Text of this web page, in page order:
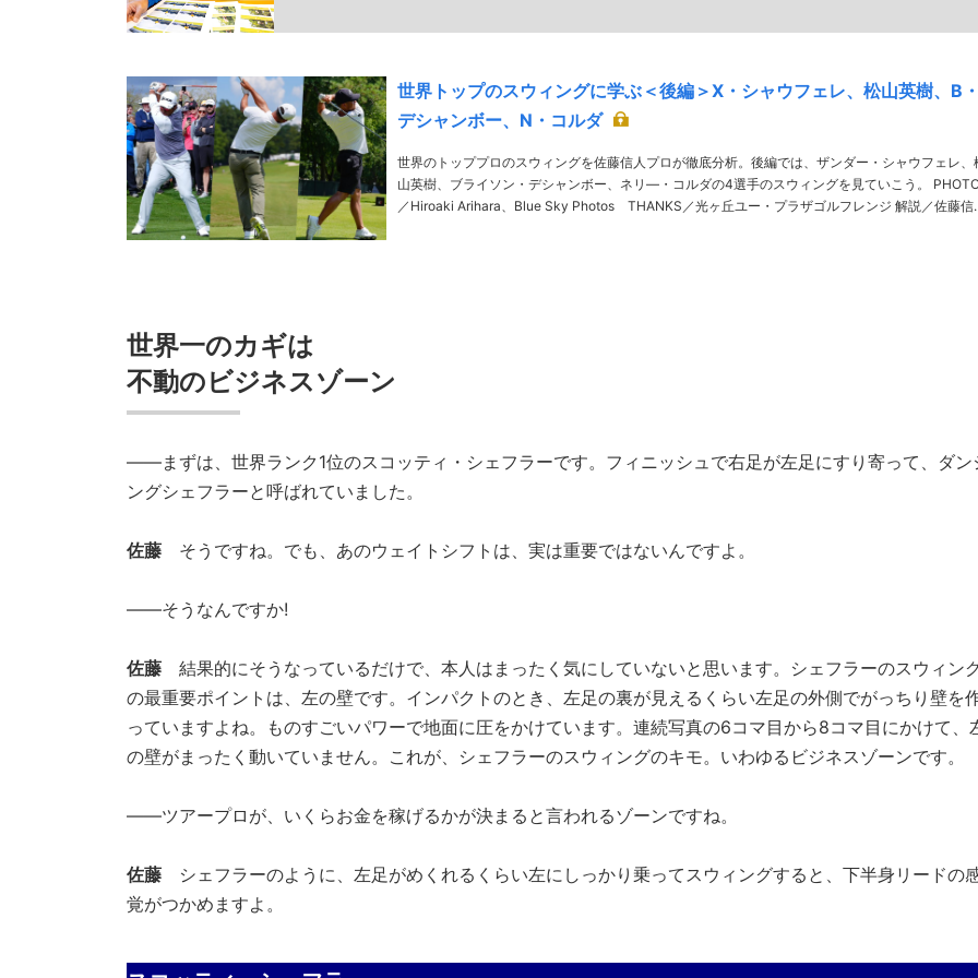
世界トップのスウィングに学ぶ＜後編＞X・シャウフェレ、松山英樹、B
デシャンボー、N・コルダ
世界のトッププロのスウィングを佐藤信人プロが徹底分析。後編では、ザンダー・シャウフェレ、
山英樹、ブライソン・デシャンボー、ネリ―・コルダの4選手のスウィングを見ていこう。 PHOTO
／Hiroaki Arihara、Blue Sky Photos THANKS／光ヶ丘ユー・プラザゴルフレンジ 解説／佐藤信人
世界一のカギは
不動のビジネスゾーン
――まずは、世界ランク1位のスコッティ・シェフラーです。フィニッシュで右足が左足にすり寄って、ダン
ングシェフラーと呼ばれていました。
佐藤 そうですね。でも、あのウェイトシフトは、実は重要ではないんですよ。
――そうなんですか!
佐藤 結果的にそうなっているだけで、本人はまったく気にしていないと思います。シェフラーのスウィン
の最重要ポイントは、左の壁です。インパクトのとき、左足の裏が見えるくらい左足の外側でがっちり壁を
っていますよね。ものすごいパワーで地面に圧をかけています。連続写真の6コマ目から8コマ目にかけて、
の壁がまったく動いていません。これが、シェフラーのスウィングのキモ。いわゆるビジネスゾーンです。
――ツアープロが、いくらお金を稼げるかが決まると言われるゾーンですね。
佐藤 シェフラーのように、左足がめくれるくらい左にしっかり乗ってスウィングすると、下半身リードの
覚がつかめますよ。